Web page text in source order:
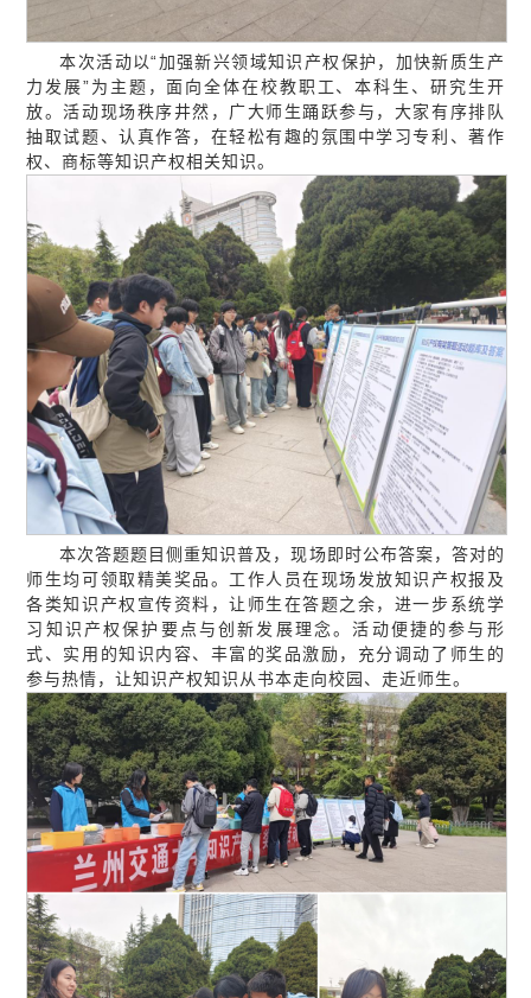
本次活动以“加强新兴领域知识产权保护，加快新质生产
力发展”为主题，面向全体在校教职工、本科生、研究生开
放。活动现场秩序井然，广大师生踊跃参与，大家有序排队
抽取试题、认真作答，在轻松有趣的氛围中学习专利、著作
权、商标等知识产权相关知识。
本次答题题目侧重知识普及，现场即时公布答案，答对的
师生均可领取精美奖品。工作人员在现场发放知识产权报及
各类知识产权宣传资料，让师生在答题之余，进一步系统学
习知识产权保护要点与创新发展理念。活动便捷的参与形
式、实用的知识内容、丰富的奖品激励，充分调动了师生的
参与热情，让知识产权知识从书本走向校园、走近师生。